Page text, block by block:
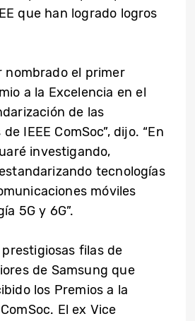
que han logrado logros
nombrado el primer
a la Excelencia en el
de las
IEEE ComSoc”, dijo. “En
investigando,
tecnologías
móviles
5G y 6G”.
filas de
de Samsung que
los Premios a la
El ex Vice